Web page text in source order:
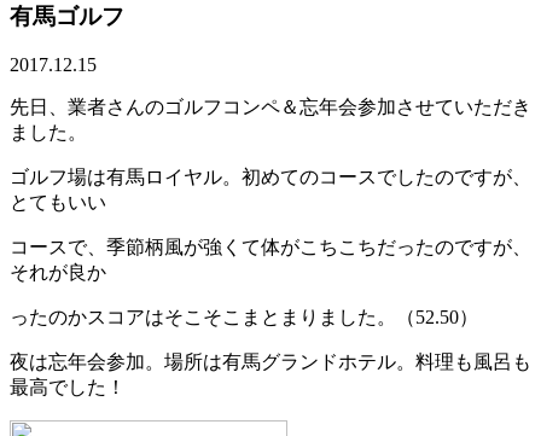
有馬ゴルフ
2017.12.15
先日、業者さんのゴルフコンペ＆忘年会参加させていただき
ました。
ゴルフ場は有馬ロイヤル。初めてのコースでしたのですが、
とてもいい
コースで、季節柄風が強くて体がこちこちだったのですが、
それが良か
ったのかスコアはそこそこまとまりました。（52.50）
夜は忘年会参加。場所は有馬グランドホテル。料理も風呂も
最高でした！